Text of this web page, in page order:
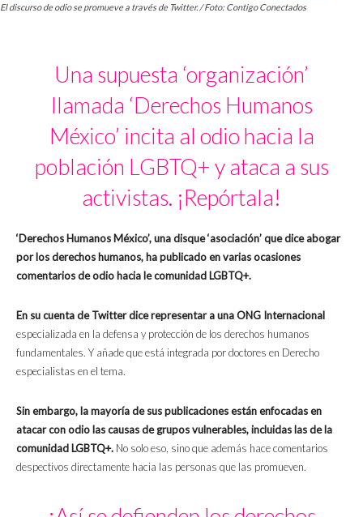
El discurso de odio se promueve a través de Twitter. / Foto: Contigo Conectados
Una supuesta ‘organización’
llamada ‘Derechos Humanos
México’ incita al odio hacia la
población LGBTQ+ y ataca a sus
activistas. ¡Repórtala!
‘Derechos Humanos México’, una disque ‘asociación’ que dice abogar
por los derechos humanos, ha publicado en varias ocasiones
comentarios de odio hacia le comunidad LGBTQ+.
En su cuenta de Twitter dice representar a una ONG Internacional
especializada en la defensa y protección de los derechos humanos
fundamentales. Y añade que está integrada por doctores en Derecho
especialistas en el tema.
Sin embargo, la mayoría de sus publicaciones están enfocadas en
atacar con odio las causas de grupos vulnerables, incluidas las de la
comunidad LGBTQ+. No solo eso, sino que además hace comentarios
despectivos directamente hacia las personas que las promueven.